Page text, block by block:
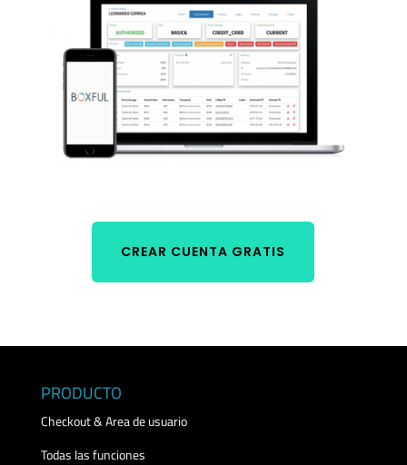
CREAR CUENTA GRATIS
PRODUCTO
Checkout & Area de usuario
Todas las funciones